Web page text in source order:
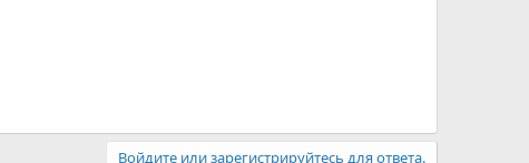
Войдите или зарегистрируйтесь для ответа.